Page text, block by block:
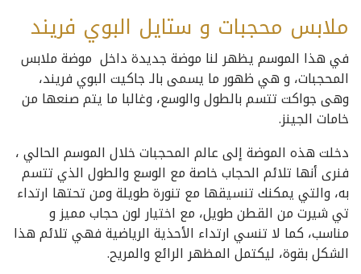
ملابس محجبات و ستايل البوي فريند
في هذا الموسم يظهر لنا موضة جديدة داخل موضة ملابس
المحجبات، و هي ظهور ما يسمى بالـ جاكيت البوي فريند،
وهى جواكت تتسم بالطول والوسع، وغالبا ما يتم صنعها من
خامات الجينز.
دخلت هذه الموضة إلى عالم المحجبات خلال الموسم الحالي ،
فنرى أنها تلائم الحجاب خاصة مع الوسع والطول الذي تتسم
به، والتي يمكنك تنسيقها مع تنورة طويلة ومن تحتها ارتداء
تي شيرت من القطن طويل، مع اختيار لون حجاب مميز و
مناسب، كما لا تنسي ارتداء الأحذية الرياضية فهي تلائم هذا
الشكل بقوة، ليكتمل المظهر الرائع والمريح.